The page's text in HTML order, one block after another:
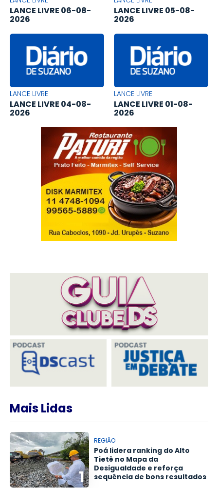
LANCE LIVRE 06-08-
2026
LANCE LIVRE 05-08-
2026
LANCE LIVRE
LANCE LIVRE 04-08-
2026
LANCE LIVRE
LANCE LIVRE 01-08-
2026
Mais Lidas
1
REGIÃO
Poá lidera ranking do Alto
Tietê no Mapa da
Desigualdade e reforça
sequência de bons resultados